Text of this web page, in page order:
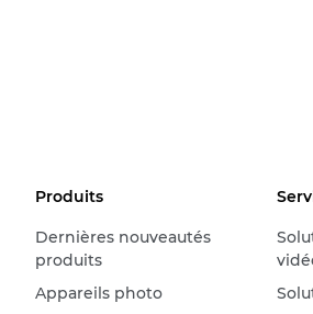
Produits
Dernières nouveautés
produits
Appareils photo